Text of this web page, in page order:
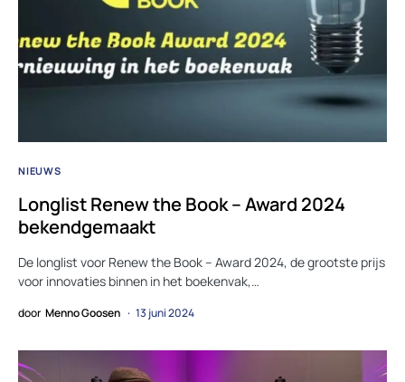
NIEUWS
Longlist Renew the Book – Award 2024
bekendgemaakt
De longlist voor Renew the Book – Award 2024, de grootste prijs
voor innovaties binnen in het boekenvak,…
door Menno Goosen 13 juni 2024